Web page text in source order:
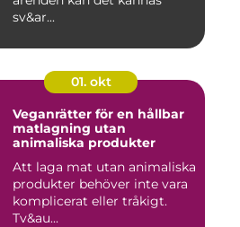
sv&ar...
01. okt
Veganrätter för en hållbar
matlagning utan
animaliska produkter
Att laga mat utan animaliska
produkter behöver inte vara
komplicerat eller tråkigt.
Tv&au...